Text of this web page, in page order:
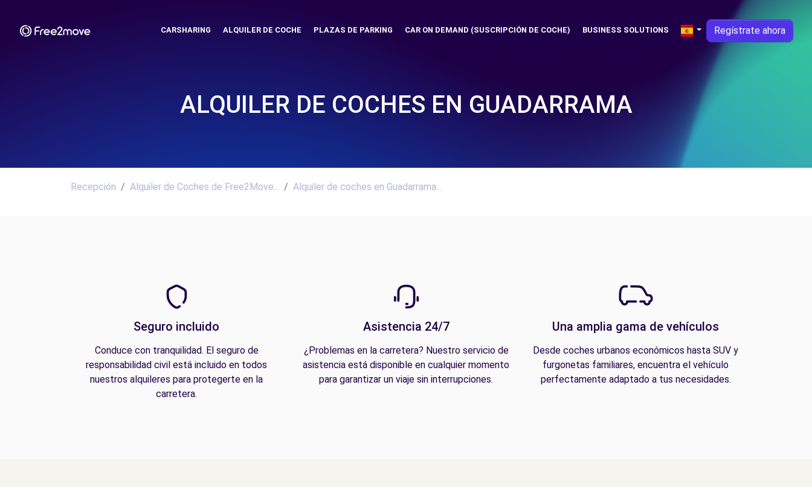
CARSHARING ALQUILER DE COCHE PLAZAS DE PARKING CAR ON DEMAND (SUSCRIPCIÓN DE COCHE) BUSINESS SOLUTIONS Regístrate ahora
ALQUILER DE COCHES EN GUADARRAMA
Recepción Alquiler de Coches de Free2Move... Alquiler de coches en Guadarrama...
Seguro incluido
Conduce con tranquilidad. El seguro de
responsabilidad civil está incluido en todos
nuestros alquileres para protegerte en la
carretera.
Asistencia 24/7
¿Problemas en la carretera? Nuestro servicio de
asistencia está disponible en cualquier momento
para garantizar un viaje sin interrupciones.
Una amplia gama de vehículos
Desde coches urbanos económicos hasta SUV y
furgonetas familiares, encuentra el vehículo
perfectamente adaptado a tus necesidades.